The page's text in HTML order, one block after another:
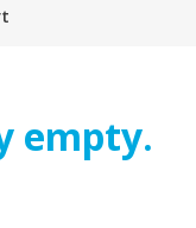
empty.